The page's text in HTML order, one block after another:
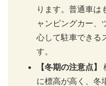
ります。普通車は
ャンピングカー、
心して駐車できる
す。
【冬期の注意点】
に標高が高く、冬